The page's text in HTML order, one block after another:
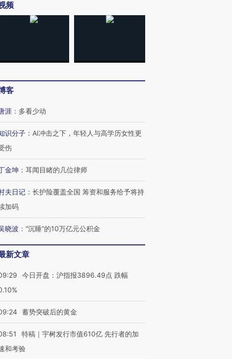
的吸金
么让中产们甘
频
客
涯 ： 多看少动
识分子 ： AI冲击之下，年轻人与高学历女性更
伤
金坤 ： 耳闻目睹的几位律师
夫日记 ： 长护险覆盖全国 筹资和服务给予将持
加码
晓波 ： “沉睡”的10万亿元公积金
新文章
今日开盘：沪指报3896.49点 跌幅
蓄势突破后的黄金
特稿｜宇树发行市值610亿 先行者的加
和考验